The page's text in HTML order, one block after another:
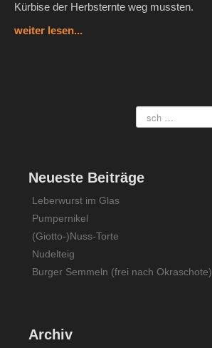
Kürbise der Herbsternte weg mussten.
weiter lesen...
Neueste Beiträge
Leberwurst im Glas
Pumpernikel
(Giotto-)Nuss-Torte
Nudelteig
Burger Semmeln (frei nach Okraschote)
Archiv